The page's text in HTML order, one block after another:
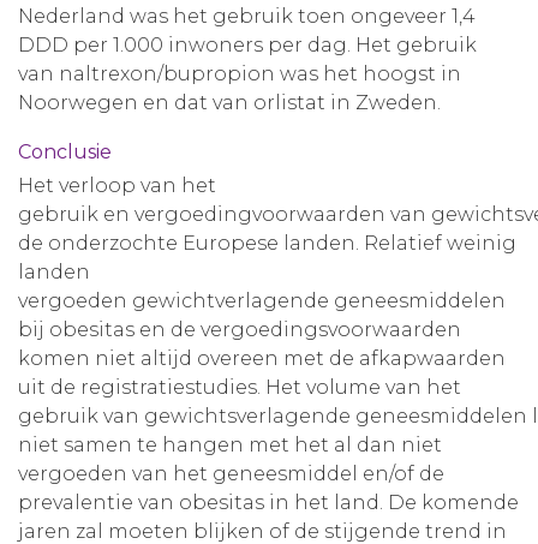
Nederland was het gebruik toen ongeveer 1,4
DDD per 1.000 inwoners per dag. Het gebruik
van naltrexon/bupropion was het hoogst in
Noorwegen en dat van orlistat in Zweden.
Conclusie
Het verloop van het
gebruik en vergoedingvoorwaarden van
de onderzochte Europese landen. Relatief weinig
landen
vergoeden gewichtverlagende geneesmiddelen
bij obesitas en de vergoedingsvoorwaarden
komen niet altijd overeen met de afkapwaarden
uit de registratiestudies. Het volume van het
gebruik van gewichtsverlagende geneesmiddelen
niet samen te hangen met het al dan niet
vergoeden van het geneesmiddel en/of de
prevalentie van obesitas in het land. De komende
jaren zal moeten blijken of de stijgende trend in